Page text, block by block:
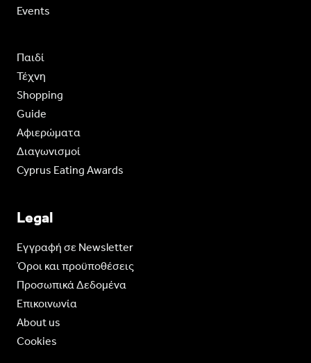
Events
Παιδί
Τέχνη
Shopping
Guide
Aφιερώματα
Διαγωνισμοί
Cyprus Eating Awards
Legal
Eγγραφή σε Newsletter
Όροι και προϋποθέσεις
Προσωπικά Δεδομένα
Επικοινωνία
About us
Cookies